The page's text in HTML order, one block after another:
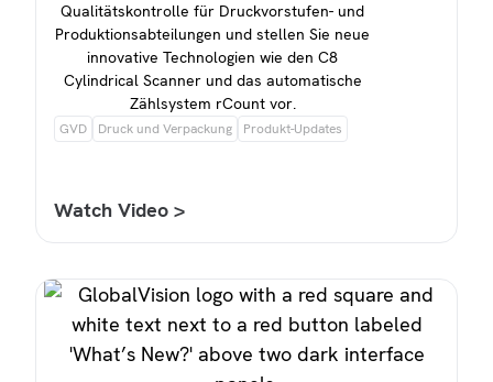
Qualitätskontrolle für Druckvorstufen- und
Produktionsabteilungen und stellen Sie neue
innovative Technologien wie den C8
Cylindrical Scanner und das automatische
Zählsystem rCount vor.
GVD Druck und Verpackung Produkt-Updates
Watch Video >